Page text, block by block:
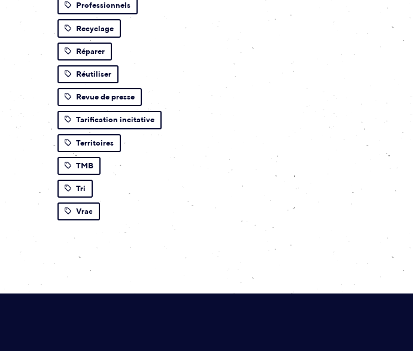
Professionnels
Recyclage
Réparer
Réutiliser
Revue de presse
Tarification incitative
Territoires
TMB
Tri
Vrac